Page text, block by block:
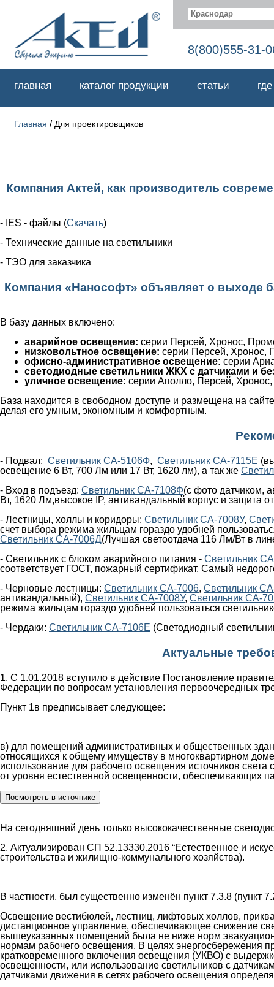
Краснодар
8(800)555-31-
главная каталог продукции статьи
Главная / Для проектировщиков
Компания Актей, как производитель
- IES - файлы (Скачать)
- Технические данные на светильники
- ТЭО для заказчика
Компания «Нанософт» объявляет о
В базу данных включено:
аварийное освещение: серии Персей, Хронос,
низковольтное освещение: серии Персей, Хронос,
офисно-административное освещение: серии
светодиодные светильники ЖКХ с датчиками и
уличное освещение: серии Аполло, Персей, Хронос,
База находится в свободном доступе и размещена на
делая его умным, экономным и комфортным.
- Подвал: Светильник СА-5106Ф, Светильник СА-7115Е
освещение 6 Вт, 700 Лм или 17 Вт, 1620 лм), а так же
- Вход в подъезд: Светильник СА-7108Ф(с фото датчиком,
Вт, 1620 Лм,высокое IP, антивандальный корпус и защита
- Лестницы, холлы и коридоры: Светильник СА-7008У,
счет выбора режима жильцам гораздо удобней
Светильник СА-7006Д(Лучшая светоотдача 116 Лм/Вт в
- Светильник с блоком аварийного питания - Светильник
соответствует ГОСТ, пожарный сертификат. Самый
- Черновые лестницы: Светильник СА-7006, Светильник
антивандальный), Светильник СА-7008У, Светильник СА-
режима жильцам гораздо удобней пользоваться
- Чердаки: Светильник СА-7106Е (Светодиодный
Актуальные
1. С 1.01.2018 вступило в действие Постановление
Федерации по вопросам установления первоочередных
Пункт 1в предписывает следующее:
в) для помещений административных и общественных
относящихся к общему имуществу в многоквартирном
использование для рабочего освещения источников
от уровня естественной освещенности, обеспечивающих
На сегодняшний день только высококачественные
2. Актуализирован СП 52.13330.2016 “Естественное и
строительства и жилищно-коммунального хозяйства).
В частности, был существенно изменён пункт 7.3.8 (пункт
Освещение вестибюлей, лестниц, лифтовых холлов,
дистанционное управление, обеспечивающее снижение
вышеуказанных помещений была не ниже норм
нормам рабочего освещения. В целях энергосбережения
кратковременного включения освещения (УКВО) с
освещенности, или использование светильников с
датчиками движения в сетях рабочего освещения